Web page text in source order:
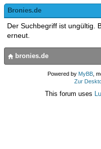
Bronies.de
Der Suchbegriff ist ungültig.
erneut.
bronies.de
Powered by MyBB ,
Zur
This forum uses